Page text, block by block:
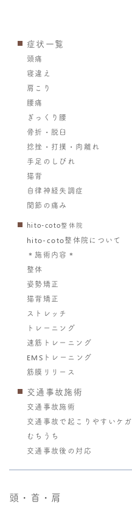
症状一覧
頭痛
寝違え
肩こり
腰痛
ぎっくり腰
骨折・脱臼
捻挫・打撲・肉離れ
手足のしびれ
猫背
自律神経失調症
関節の痛み
hito-coto整体院
hito-coto整体院について
＊施術内容＊
整体
姿勢矯正
猫背矯正
ストレッチ
トレーニング
速筋トレーニング
EMSトレーニング
筋膜リリース
交通事故施術
交通事故施術
交通事故で起こりやすいケガ
むちうち
交通事故後の対応
頭・首・肩